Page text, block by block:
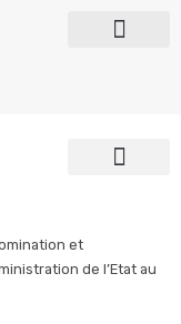
et
de l’Etat au